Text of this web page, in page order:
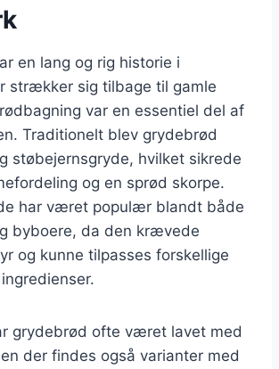
en lang og rig historie i
strækker sig tilbage til gamle
var en essentiel del af
Traditionelt blev grydebrød
støbejernsgryde, hvilket sikrede
og en sprød skorpe.
har været populær blandt både
byboere, da den krævede
og kunne tilpasses forskellige
grydebrød ofte været lavet med
der findes også varianter med